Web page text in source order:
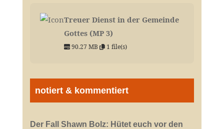
Treuer Dienst in der Gemeinde
Gottes (MP 3)
90.27 MB 1 file(s)
notiert & kommentiert
Der Fall Shawn Bolz: Hütet euch vor den